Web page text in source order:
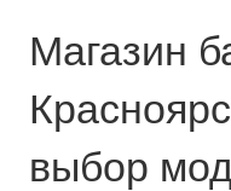
Магазин
выбор